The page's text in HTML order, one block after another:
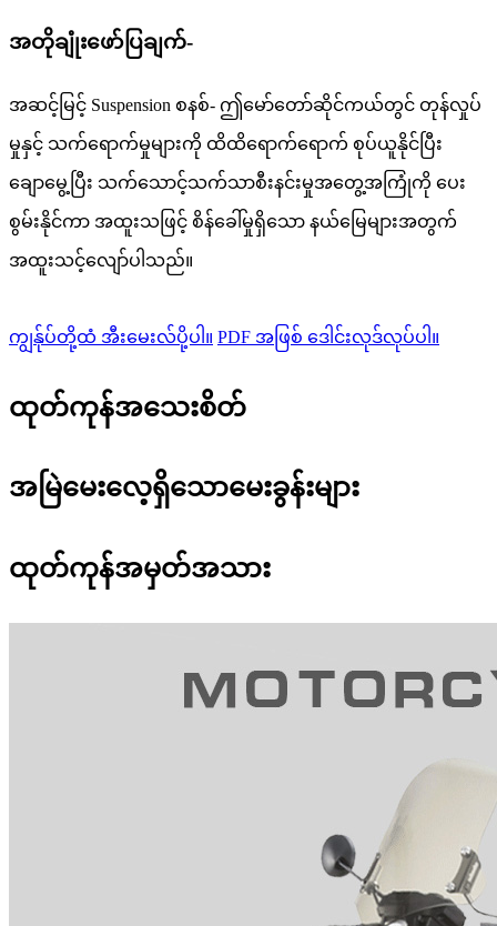
အတိုချုံးဖော်ပြချက်-
အဆင့်မြင့် Suspension စနစ်- ဤမော်တော်ဆိုင်ကယ်တွင် တုန်လှုပ်
မှုနှင့် သက်ရောက်မှုများကို ထိထိရောက်ရောက် စုပ်ယူနိုင်ပြီး
ချောမွေ့ပြီး သက်သောင့်သက်သာစီးနင်းမှုအတွေ့အကြုံကို ပေး
စွမ်းနိုင်ကာ အထူးသဖြင့် စိန်ခေါ်မှုရှိသော နယ်မြေများအတွက်
အထူးသင့်လျော်ပါသည်။
ကျွန်ုပ်တို့ထံ အီးမေးလ်ပို့ပါ။ PDF အဖြစ် ဒေါင်းလုဒ်လုပ်ပါ။
ထုတ်ကုန်အသေးစိတ်
အမြဲမေးလေ့ရှိသောမေးခွန်းများ
ထုတ်ကုန်အမှတ်အသား